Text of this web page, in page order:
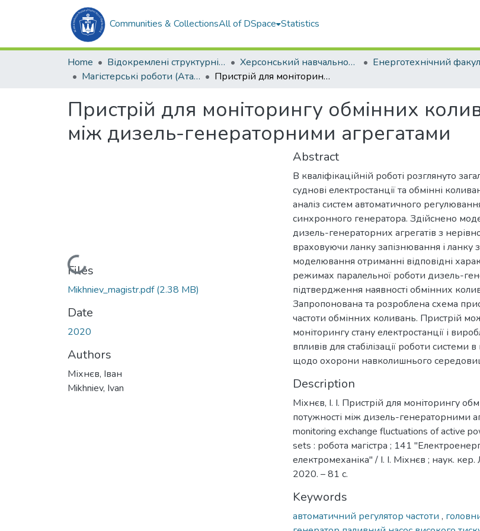
Communities & CollectionsAll of DSpace Statistics
Home Відокремлені структурні підрозділи НУК ім. адм. Макарова Херсонський навчально-науковий інститут НУК ім. адм. Макарова (ХННІ НУК)
Магістерські роботи (АтаЕУ)
Пристрій для моніторингу обмінних коливань активної потужності між дизель-генераторними агрегатами
Пристрій для моніторингу обмінних
між дизель-генераторними агрегатами
Loading...
Files
Mikhniev_magistr.pdf(2.38 MB)
Date
2020
Authors
Міхнєв, Іван
Mikhniev, Ivan
Abstract
В кваліфікаційній роботі розглянуто
суднові електростанції та обмінні
аналіз систем автоматичного
синхронного генератора. Здійснено
дизель-генераторних агрегатів з
враховуючи ланку запізнювання і ланку
моделювання отриманні відповідні
режимах паралельної роботи дизель-
підтвердження наявності обмінних
Запропонована та розроблена схема
частоти обмінних коливань. Пристрій
моніторингу стану електростанції і
впливів для стабілізації роботи системи
щодо охорони навколишнього
Description
Міхнєв, І. І. Пристрій для моніторингу
потужності між дизель-генераторними
monitoring exchange fluctuations of active
sets : робота магістра ; 141
електромеханіка" / І. І. Міхнєв ; наук.
2020. – 81 с.
Keywords
автоматичний регулятор частоти ,